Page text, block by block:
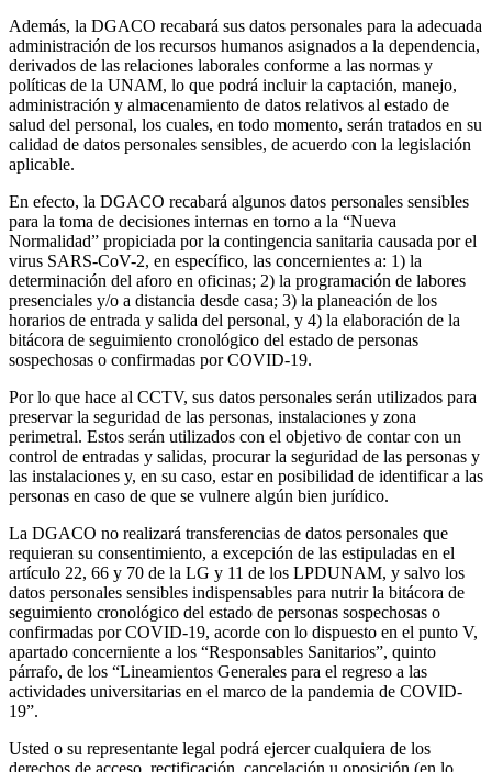
Además, la DGACO recabará sus datos personales para la adecuada
administración de los recursos humanos asignados a la dependencia,
derivados de las relaciones laborales conforme a las normas y
políticas de la UNAM, lo que podrá incluir la captación, manejo,
administración y almacenamiento de datos relativos al estado de
salud del personal, los cuales, en todo momento, serán tratados en su
calidad de datos personales sensibles, de acuerdo con la legislación
aplicable.
En efecto, la DGACO recabará algunos datos personales sensibles
para la toma de decisiones internas en torno a la “Nueva
Normalidad” propiciada por la contingencia sanitaria causada por el
virus SARS-CoV-2, en específico, las concernientes a: 1) la
determinación del aforo en oficinas; 2) la programación de labores
presenciales y/o a distancia desde casa; 3) la planeación de los
horarios de entrada y salida del personal, y 4) la elaboración de la
bitácora de seguimiento cronológico del estado de personas
sospechosas o confirmadas por COVID-19.
Por lo que hace al CCTV, sus datos personales serán utilizados para
preservar la seguridad de las personas, instalaciones y zona
perimetral. Estos serán utilizados con el objetivo de contar con un
control de entradas y salidas, procurar la seguridad de las personas y
las instalaciones y, en su caso, estar en posibilidad de identificar a las
personas en caso de que se vulnere algún bien jurídico.
La DGACO no realizará transferencias de datos personales que
requieran su consentimiento, a excepción de las estipuladas en el
artículo 22, 66 y 70 de la LG y 11 de los LPDUNAM, y salvo los
datos personales sensibles indispensables para nutrir la bitácora de
seguimiento cronológico del estado de personas sospechosas o
confirmadas por COVID-19, acorde con lo dispuesto en el punto V,
apartado concerniente a los “Responsables Sanitarios”, quinto
párrafo, de los “Lineamientos Generales para el regreso a las
actividades universitarias en el marco de la pandemia de COVID-
19”.
Usted o su representante legal podrá ejercer cualquiera de los